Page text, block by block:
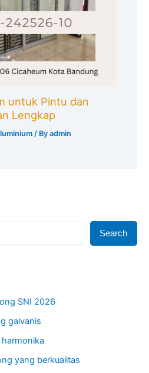
untuk Pintu dan
Lengkap
/ Byadmin
Search
SNI 2026
galvanis
yang berkualitas